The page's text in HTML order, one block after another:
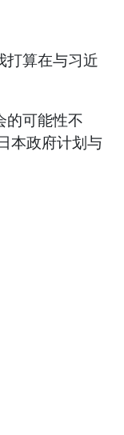
打算在与习近
的可能性不
本政府计划与